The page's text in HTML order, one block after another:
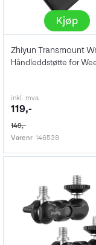
Kjøp
Håndleddstøtte for
inkl. mva
119,-
149,-
Varenr 146538